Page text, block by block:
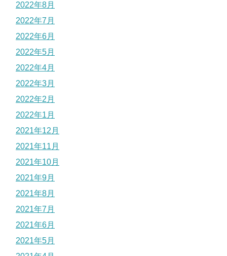
2022年8月
2022年7月
2022年6月
2022年5月
2022年4月
2022年3月
2022年2月
2022年1月
2021年12月
2021年11月
2021年10月
2021年9月
2021年8月
2021年7月
2021年6月
2021年5月